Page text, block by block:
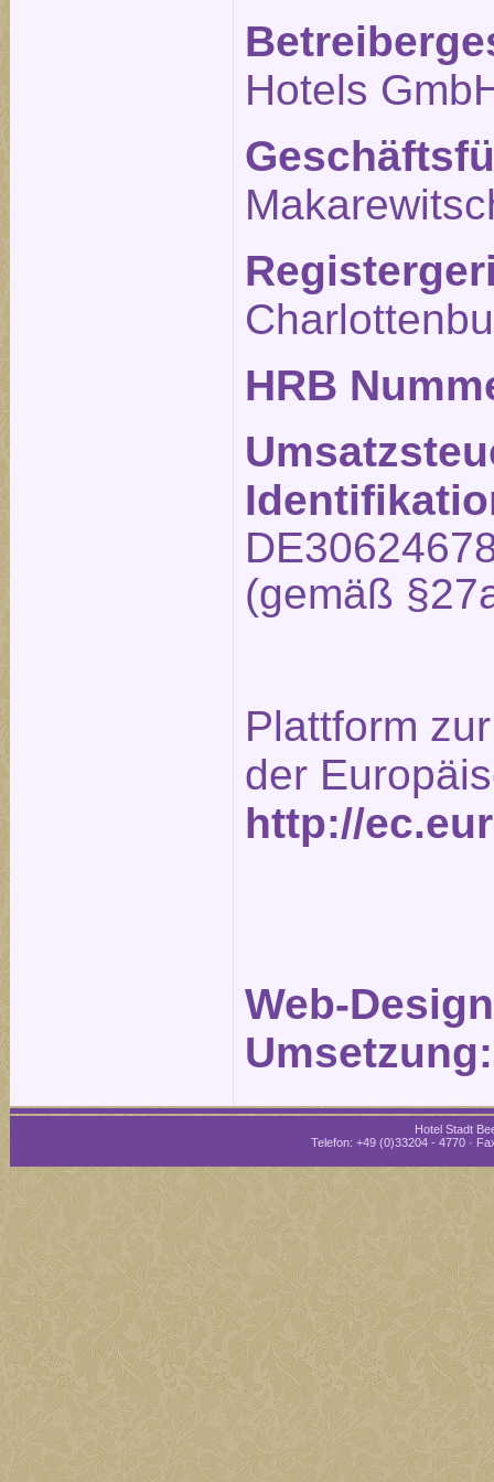
Hotels
HRB
(gemäß
Plattform
der
http://
Web-
Hotel Stadt
Telefon: +49 (0)33204 - 4770 ·